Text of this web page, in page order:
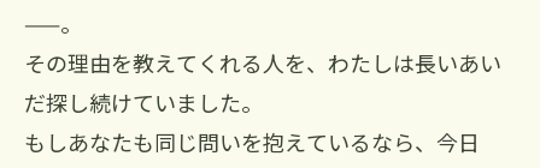
——。
その理由を教えてくれる人を、わたしは長いあい
だ探し続けていました。
もしあなたも同じ問いを抱えているなら、今日